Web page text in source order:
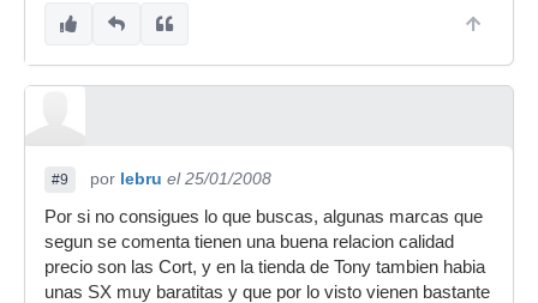
#9 por lebru el 25/01/2008
Por si no consigues lo que buscas, algunas marcas que
segun se comenta tienen una buena relacion calidad
precio son las Cort, y en la tienda de Tony tambien habia
unas SX muy baratitas y que por lo visto vienen bastante